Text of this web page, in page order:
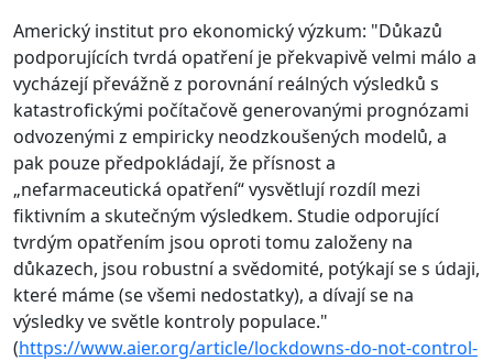
Americký institut pro ekonomický výzkum: "Důkazů
podporujících tvrdá opatření je překvapivě velmi málo a
vycházejí převážně z porovnání reálných výsledků s
katastrofickými počítačově generovanými prognózami
odvozenými z empiricky neodzkoušených modelů, a
pak pouze předpokládají, že přísnost a
„nefarmaceutická opatření“ vysvětlují rozdíl mezi
fiktivním a skutečným výsledkem. Studie odporující
tvrdým opatřením jsou oproti tomu založeny na
důkazech, jsou robustní a svědomité, potýkají se s údaji,
které máme (se všemi nedostatky), a dívají se na
výsledky ve světle kontroly populace."
(https://www.aier.org/article/lockdowns-do-not-control-